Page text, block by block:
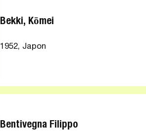
Bekki, Kōmei
1952, Japon
Bentivegna Filippo